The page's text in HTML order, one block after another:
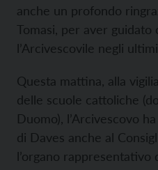
anche un profondo
Tomasi, per aver guidato
l’Arcivescovile negli
Questa mattina, alla
delle scuole cattoliche
Duomo), l’Arcivescovo
di Daves anche al
l’organo